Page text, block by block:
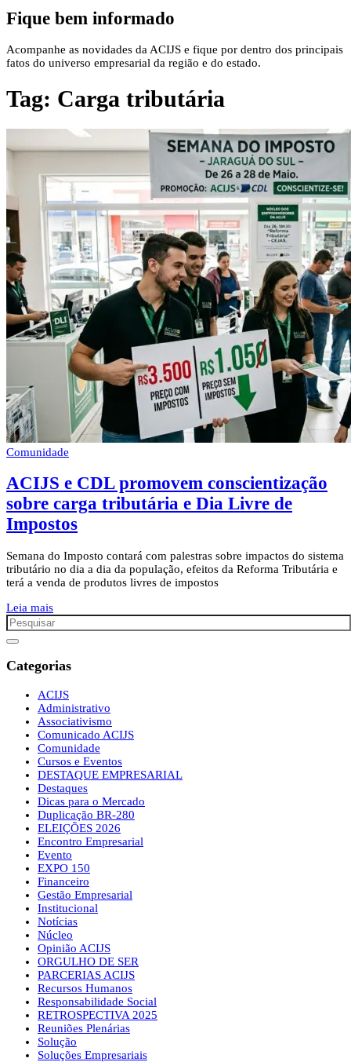
Fique bem informado
Acompanhe as novidades da ACIJS e fique por dentro dos principais
fatos do universo empresarial da região e do estado.
Tag: Carga tributária
Comunidade
ACIJS e CDL promovem conscientização
sobre carga tributária e Dia Livre de
Impostos
Semana do Imposto contará com palestras sobre impactos do sistema
tributário no dia a dia da população, efeitos da Reforma Tributária e
terá a venda de produtos livres de impostos
Leia mais
Categorias
ACIJS
Administrativo
Associativismo
Comunicado ACIJS
Comunidade
Cursos e Eventos
DESTAQUE EMPRESARIAL
Destaques
Dicas para o Mercado
Duplicação BR-280
ELEIÇÕES 2026
Encontro Empresarial
Evento
EXPO 150
Financeiro
Gestão Empresarial
Institucional
Notícias
Núcleo
Opinião ACIJS
ORGULHO DE SER
PARCERIAS ACIJS
Recursos Humanos
Responsabilidade Social
RETROSPECTIVA 2025
Reuniões Plenárias
Solução
Soluções Empresariais